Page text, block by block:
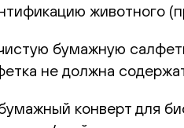
животного
бумажную
не должна
конверт для